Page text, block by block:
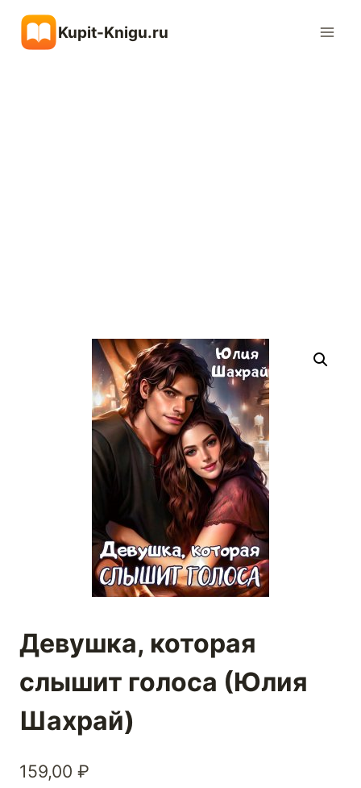
содержимому
Kupit-Knigu.ru
Девушка, которая
слышит голоса (Юлия
Шахрай)
159,00 ₽